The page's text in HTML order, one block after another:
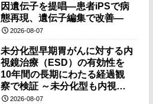
因遺伝子を提唱―患者iPSで病
態再現、遺伝子編集で改善―
2026-08-07
未分化型早期胃がんに対する内
視鏡治療（ESD）の有効性を
10年間の長期にわたる経過観
察で検証 ～未分化型も内視鏡
治療で胃の温存が可能～
2026-08-07